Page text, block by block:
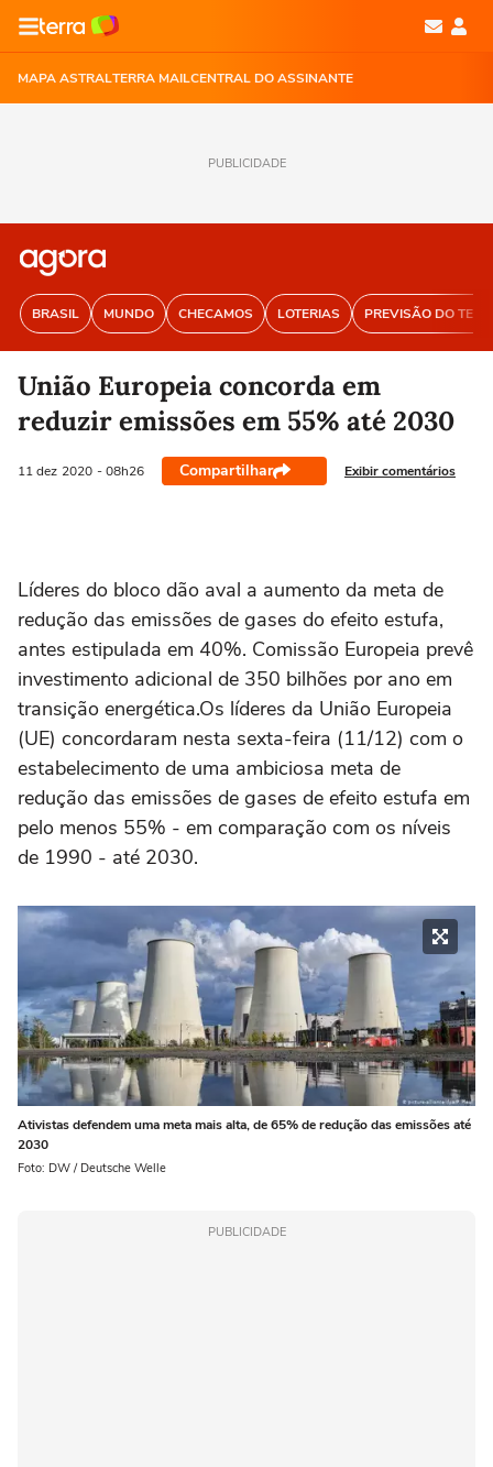
MAPA ASTRALTERRA MAILCENTRAL DO ASSINANTE
PUBLICIDADE
BRASIL MUNDO CHECAMOS LOTERIAS PREVISÃO DO
União Europeia concorda em
reduzir emissões em 55% até 2030
11 dez 2020 - 08h26 Compartilhar Exibir comentários
Líderes do bloco dão aval a aumento da meta de
redução das emissões de gases do efeito estufa,
antes estipulada em 40%. Comissão Europeia prevê
investimento adicional de 350 bilhões por ano em
transição energética.Os líderes da União Europeia
(UE) concordaram nesta sexta-feira (11/12) com o
estabelecimento de uma ambiciosa meta de
redução das emissões de gases de efeito estufa em
pelo menos 55% - em comparação com os níveis
de 1990 - até 2030.
Ativistas defendem uma meta mais alta, de 65% de redução das emissões até
2030
Foto: DW / Deutsche Welle
PUBLICIDADE